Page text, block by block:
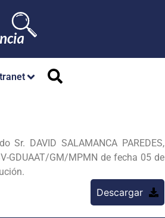
Sr. DAVID SALAMANCA PAREDES,
GDUAAT/GM/MPMN de fecha 05 de
Descargar